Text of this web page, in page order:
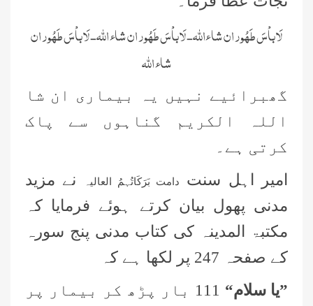
لَا باْسَ طَھُور ان شا ءاللہ- لَا باْسَ طَھُور ان شاء اللہ- لَا باْسَ طَھُور ان
شاء اللہ
گھبرائیے نہیں یہ بیماری ان شا
اللہ الکریم گناہوں سے پاک
کرتی ہے۔
امیر اہل سنت
دامت بَرَکَاتُہمُ العالیہ
نے مزید
مدنی پھول بیان کرتے ہوئے فرمایا کہ
مکتبۃ المدینہ کی کتاب مدنی پنج سورہ
کے صفحہ 247 پر لکھا ہے کہ
”یا سلام“
111 بار پڑھ کر بیمار پر